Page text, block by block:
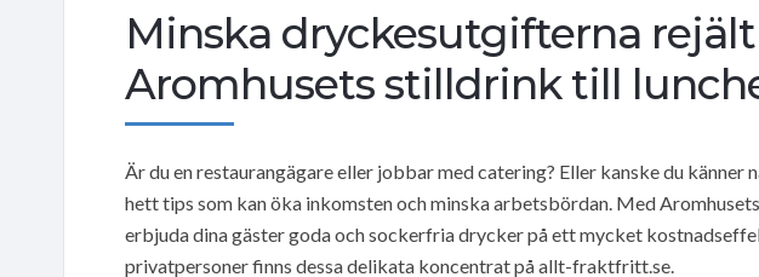
Minska dryckesutgifterna
Aromhusets stilldrink till
Är du en restaurangägare eller jobbar med catering? Eller kanske du känner
hett tips som kan öka inkomsten och minska arbetsbördan. Med
erbjuda dina gäster goda och sockerfria drycker på ett mycket
privatpersoner finns dessa delikata koncentrat på allt-fraktfritt.se.